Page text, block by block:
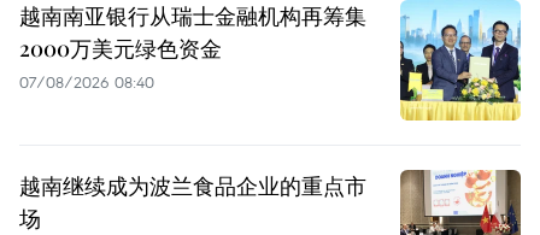
越南南亚银行从瑞士金融机构再筹集
2000万美元绿色资金
07/08/2026 08:40
越南继续成为波兰食品企业的重点市
场